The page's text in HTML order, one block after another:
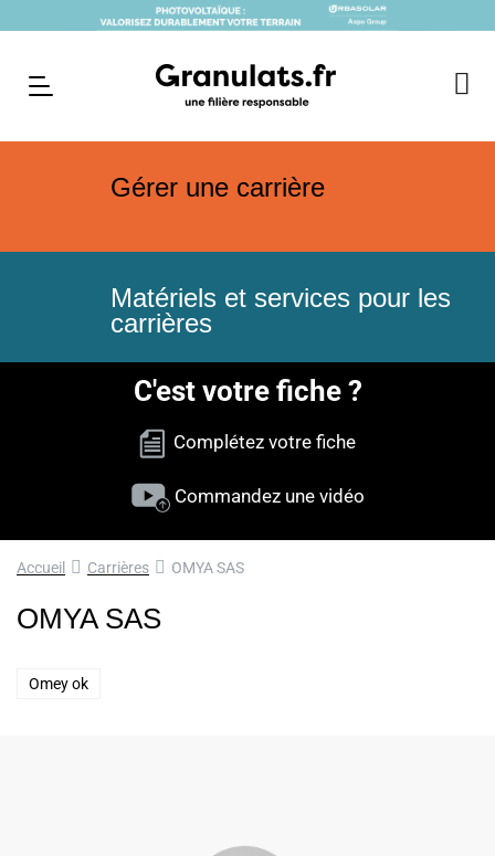
Gérer une carrière
Matériels et services pour les
carrières
C'est votre fiche ?
Complétez votre fiche
Commandez une vidéo
Accueil Carrières OMYA SAS
OMYA SAS
Omey ok